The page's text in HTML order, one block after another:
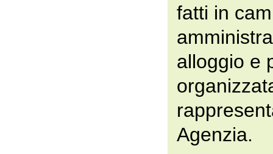
fatti in
alloggio e
Agenzia.